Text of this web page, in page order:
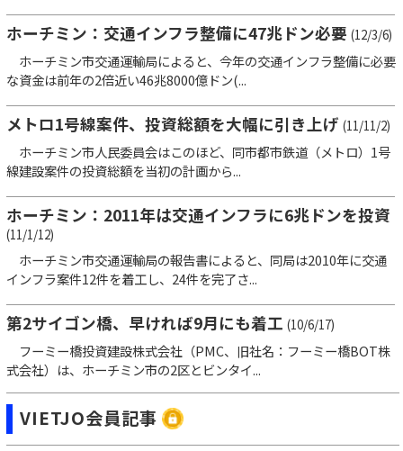
ホーチミン：交通インフラ整備に47兆ドン必要 (12/3/6)
ホーチミン市交通運輸局によると、今年の交通インフラ整備に必要
な資金は前年の2倍近い46兆8000億ドン(...
メトロ1号線案件、投資総額を大幅に引き上げ (11/11/2)
ホーチミン市人民委員会はこのほど、同市都市鉄道（メトロ）1号
線建設案件の投資総額を当初の計画から...
ホーチミン：2011年は交通インフラに6兆ドンを投資
(11/1/12)
ホーチミン市交通運輸局の報告書によると、同局は2010年に交通
インフラ案件12件を着工し、24件を完了さ...
第2サイゴン橋、早ければ9月にも着工 (10/6/17)
フーミー橋投資建設株式会社（PMC、旧社名：フーミー橋BOT株
式会社）は、ホーチミン市の2区とビンタイ...
VIETJO会員記事